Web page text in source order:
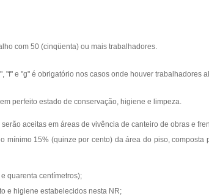
com 50 (cinqüenta) ou mais trabalhadores.
"f" e "g" é obrigatório nos casos onde houver trabalhadores
perfeito estado de conservação, higiene e limpeza.
aceitas em áreas de vivência de canteiro de obras e
mínimo 15% (quinze por cento) da área do piso,
quarenta centímetros);
e higiene estabelecidos nesta NR;